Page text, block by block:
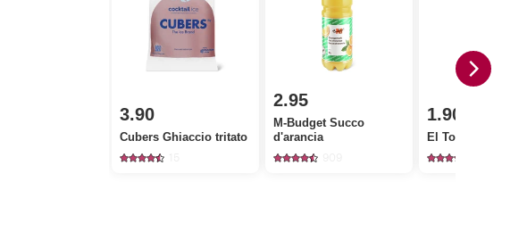
3.90
Cubers Ghiaccio tritato
2.95
M-Budget Succo
d'arancia
1.90
El Tony Mate Mate